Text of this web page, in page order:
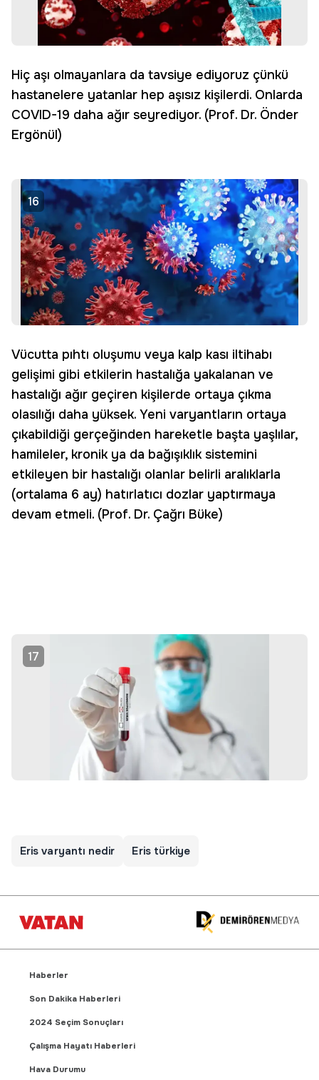
Hiç aşı olmayanlara da tavsiye ediyoruz çünkü
hastanelere yatanlar hep aşısız kişilerdi. Onlarda
COVID-19 daha ağır seyrediyor. (Prof. Dr. Önder
Ergönül)
16
Vücutta pıhtı oluşumu veya kalp kası iltihabı
gelişimi gibi etkilerin hastalığa yakalanan ve
hastalığı ağır geçiren kişilerde ortaya çıkma
olasılığı daha yüksek. Yeni varyantların ortaya
çıkabildiği gerçeğinden hareketle başta yaşlılar,
hamileler, kronik ya da bağışıklık sistemini
etkileyen bir hastalığı olanlar belirli aralıklarla
(ortalama 6 ay) hatırlatıcı dozlar yaptırmaya
devam etmeli. (Prof. Dr. Çağrı Büke)
17
Eris varyantı nedir Eris türkiye
Haberler
Son Dakika Haberleri
2024 Seçim Sonuçları
Çalışma Hayatı Haberleri
Hava Durumu